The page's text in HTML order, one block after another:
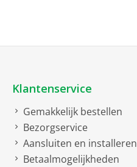
Klantenservice
Gemakkelijk bestellen
Bezorgservice
Aansluiten en installeren
Betaalmogelijkheden